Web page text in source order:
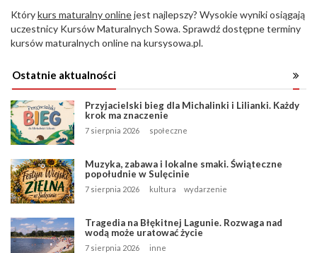
Którykurs maturalny onlinejest najlepszy? Wysokie wyniki osiągają
uczestnicy Kursów Maturalnych Sowa. Sprawdź dostępne terminy
kursów maturalnych online na kursysowa.pl.
Ostatnie aktualności
Przyjacielski bieg dla Michalinki i Lilianki. Każdy
krok ma znaczenie
7 sierpnia 2026 społeczne
Muzyka, zabawa i lokalne smaki. Świąteczne
popołudnie w Sulęcinie
7 sierpnia 2026 kultura wydarzenie
Tragedia na Błękitnej Lagunie. Rozwaga nad
wodą może uratować życie
7 sierpnia 2026 inne